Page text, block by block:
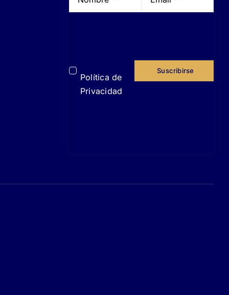
Política de
Privacidad
Suscribirse